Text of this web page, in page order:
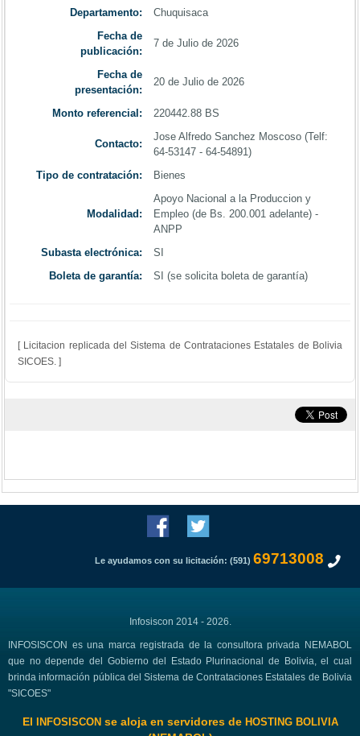
Departamento:
Chuquisaca
Fecha de
publicación:
7 de Julio de 2026
Fecha de
presentación:
20 de Julio de 2026
Monto referencial: 220442.88 BS
Contacto:
Jose Alfredo Sanchez Moscoso (Telf:
64-53147 - 64-54891)
Tipo de contratación:
Bienes
Modalidad:
Apoyo Nacional a la Produccion y
Empleo (de Bs. 200.001 adelante) -
ANPP
Subasta electrónica:
SI
Boleta de garantía:
SI (se solicita boleta de garantía)
[ Licitacion replicada del Sistema de Contrataciones Estatales de Bolivia
SICOES. ]
Le ayudamos con su licitación: (591) 69713008
Infosiscon 2014 - 2026.
INFOSISCON es una marca registrada de la consultora privada NEMABOL
que no depende del Gobierno del Estado Plurinacional de Bolivia, el cual
brinda información pública del Sistema de Contrataciones Estatales de Bolivia
"SICOES"
El INFOSISCONse aloja en servidores de HOSTING BOLIVIA